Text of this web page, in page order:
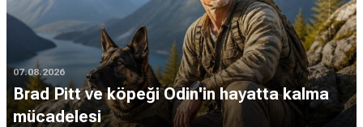
07.08.2026
Brad Pitt ve köpeği Odin'in hayatta kalma
mücadelesi